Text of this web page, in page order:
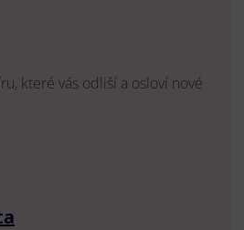
které vás odliší a osloví nové